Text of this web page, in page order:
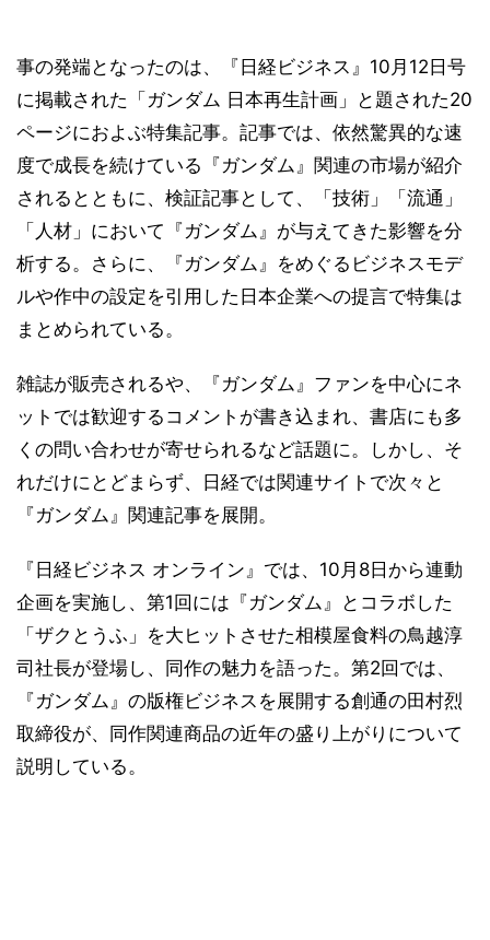
事の発端となったのは、『日経ビジネス』10月12日号
に掲載された「ガンダム 日本再生計画」と題された20
ページにおよぶ特集記事。記事では、依然驚異的な速
度で成長を続けている『ガンダム』関連の市場が紹介
されるとともに、検証記事として、「技術」「流通」
「人材」において『ガンダム』が与えてきた影響を分
析する。さらに、『ガンダム』をめぐるビジネスモデ
ルや作中の設定を引用した日本企業への提言で特集は
まとめられている。
雑誌が販売されるや、『ガンダム』ファンを中心にネ
ットでは歓迎するコメントが書き込まれ、書店にも多
くの問い合わせが寄せられるなど話題に。しかし、そ
れだけにとどまらず、日経では関連サイトで次々と
『ガンダム』関連記事を展開。
『日経ビジネス オンライン』では、10月8日から連動
企画を実施し、第1回には『ガンダム』とコラボした
「ザクとうふ」を大ヒットさせた相模屋食料の鳥越淳
司社長が登場し、同作の魅力を語った。第2回では、
『ガンダム』の版権ビジネスを展開する創通の田村烈
取締役が、同作関連商品の近年の盛り上がりについて
説明している。